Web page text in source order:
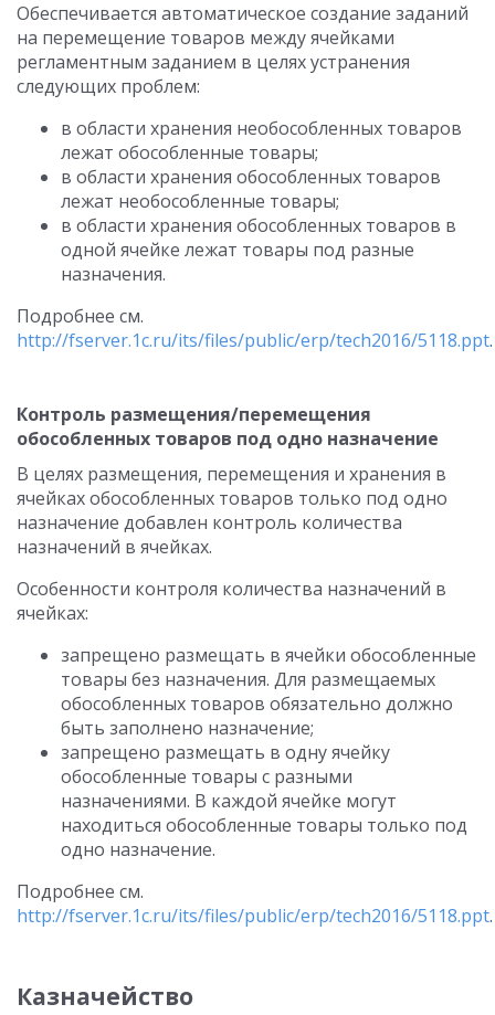
Обеспечивается автоматическое создание заданий
на перемещение товаров между ячейками
регламентным заданием в целях устранения
следующих проблем:
в области хранения необособленных товаров
лежат обособленные товары;
в области хранения обособленных товаров
лежат необособленные товары;
в области хранения обособленных товаров в
одной ячейке лежат товары под разные
назначения.
Подробнее см.
http://fserver.1c.ru/its/files/public/erp/tech2016/5118.ppt.
Контроль размещения/перемещения
обособленных товаров под одно назначение
В целях размещения, перемещения и хранения в
ячейках обособленных товаров только под одно
назначение добавлен контроль количества
назначений в ячейках.
Особенности контроля количества назначений в
ячейках:
запрещено размещать в ячейки обособленные
товары без назначения. Для размещаемых
обособленных товаров обязательно должно
быть заполнено назначение;
запрещено размещать в одну ячейку
обособленные товары с разными
назначениями. В каждой ячейке могут
находиться обособленные товары только под
одно назначение.
Подробнее см.
http://fserver.1c.ru/its/files/public/erp/tech2016/5118.ppt.
Казначейство